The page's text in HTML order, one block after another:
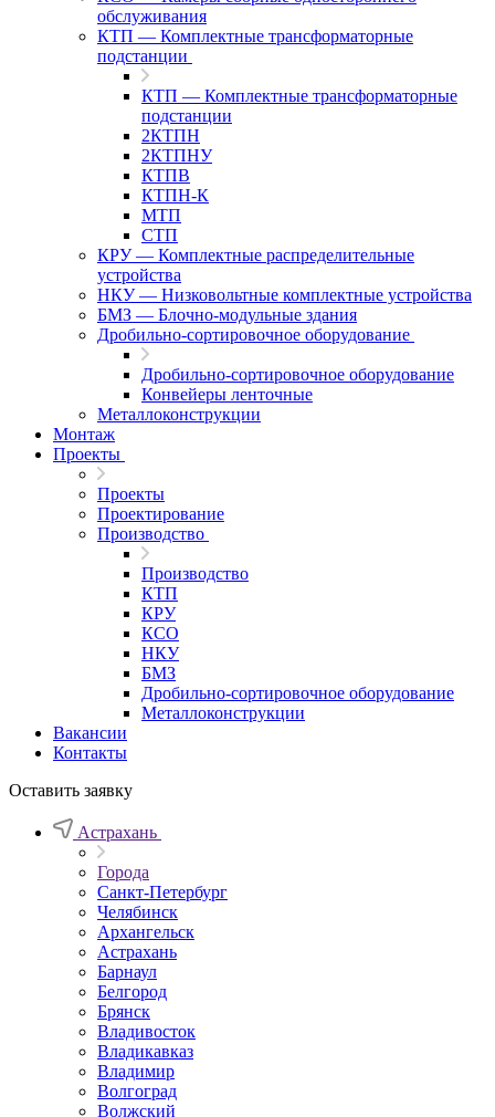
обслуживания
КТП — Комплектные трансформаторные
подстанции
КТП — Комплектные трансформаторные
подстанции
2КТПН
2КТПНУ
КТПВ
КТПН-К
МТП
СТП
КРУ — Комплектные распределительные
устройства
НКУ — Низковольтные комплектные устройства
БМЗ — Блочно-модульные здания
Дробильно-сортировочное оборудование
Дробильно-сортировочное оборудование
Конвейеры ленточные
Металлоконструкции
Монтаж
Проекты
Проекты
Проектирование
Производство
Производство
КТП
КРУ
КСО
НКУ
БМЗ
Дробильно-сортировочное оборудование
Металлоконструкции
Вакансии
Контакты
Оставить заявку
Астрахань
Города
Санкт-Петербург
Челябинск
Архангельск
Астрахань
Барнаул
Белгород
Брянск
Владивосток
Владикавказ
Владимир
Волгоград
Волжский